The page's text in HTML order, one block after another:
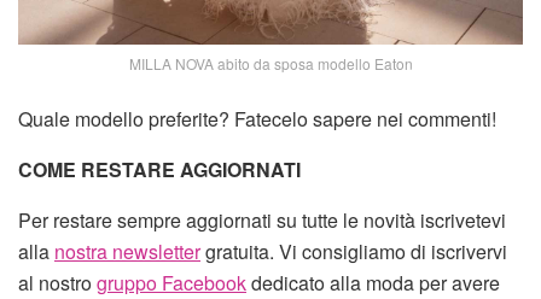
MILLA NOVA abito da sposa modello Eaton
Quale modello preferite? Fatecelo sapere nei commenti!
COME RESTARE AGGIORNATI
Per restare sempre aggiornati su tutte le novità iscrivetevi
alla nostra newslettergratuita. Vi consigliamo di iscrivervi
al nostrogruppo Facebookdedicato alla moda per avere